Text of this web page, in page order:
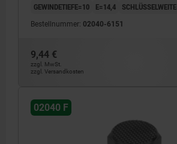
GEWINDETIEFE=10
E=14,4
Bestellnummer: 02040-6151
9,44 €
zzgl. MwSt.
zzgl. Versandkosten
02040 F